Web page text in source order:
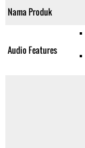
Nama Produk
Audio Features